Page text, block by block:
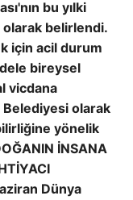
bu yılki
olarak belirlendi.
için acil durum
bireysel
vicdana
Belediyesi olarak
yönelik
İNSANA
Dünya